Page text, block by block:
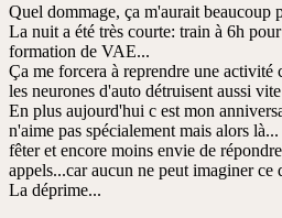
Quel dommage, ça m'aurait beaucoup
La nuit a été très courte: train à 6h
formation de VAE...
Ça me forcera à reprendre une activité
les neurones d'auto détruisent aussi
En plus aujourd'hui c est mon
n'aime pas spécialement mais alors
fêter et encore moins envie de
appels...car aucun ne peut imaginer ce
La déprime...